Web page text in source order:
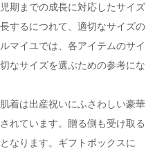
期までの成長に対応したサイズ
するにつれて、適切なサイズの
マイユでは、各アイテムのサイ
なサイズを選ぶための参考にな
着は出産祝いにふさわしい豪華
れています。贈る側も受け取る
なります。ギフトボックスに